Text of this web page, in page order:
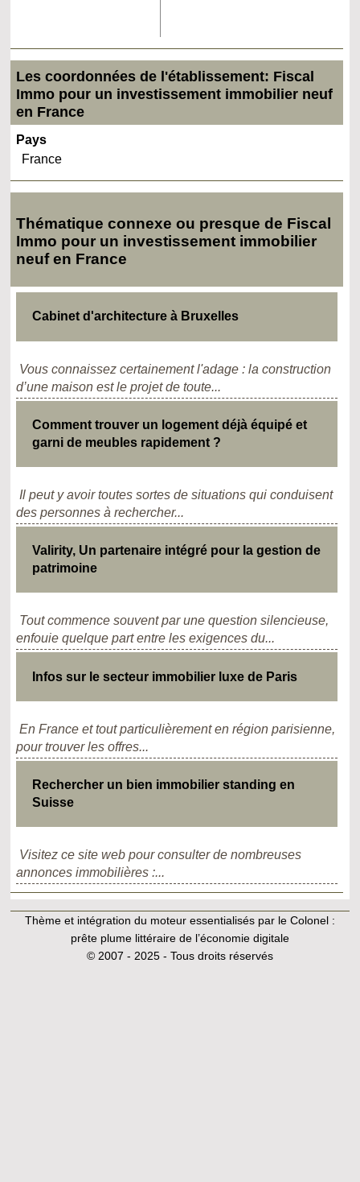
Les coordonnées de l'établissement: Fiscal
Immo pour un investissement immobilier neuf
en France
Pays
France
Thématique connexe ou presque de Fiscal
Immo pour un investissement immobilier
neuf en France
Cabinet d'architecture à Bruxelles
Vous connaissez certainement l'adage : la construction
d’une maison est le projet de toute...
Comment trouver un logement déjà équipé et
garni de meubles rapidement ?
Il peut y avoir toutes sortes de situations qui conduisent
des personnes à rechercher...
Valirity, Un partenaire intégré pour la gestion de
patrimoine
Tout commence souvent par une question silencieuse,
enfouie quelque part entre les exigences du...
Infos sur le secteur immobilier luxe de Paris
En France et tout particulièrement en région parisienne,
pour trouver les offres...
Rechercher un bien immobilier standing en
Suisse
Visitez ce site web pour consulter de nombreuses
annonces immobilières :...
Thème et intégration du moteur essentialisés par le Colonel :
prête plume littéraire de l’économie digitale
© 2007 - 2025 - Tous droits réservés